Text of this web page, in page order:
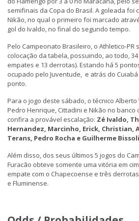
semifinais da Copa do Brasil. A goleada foi
Nikão, no qual o primeiro foi marcado
gol do Ivaldo, no final do segundo tempo.
Pelo Campeonato Brasileiro, o Athletico-PR
colocação da tabela, possuindo, ao todo,
empates e 13 derrotas). Estando há 5
ocupado pelo Juventude, e atrás do
ponto.
Para o jogo deste sábado, o técnico
Pedro Henrique, Cittadini e Nikão no banco
confira a provável escalação: Zé Ivaldo,
Hernandez, Marcinho, Erick, Christian,
Terans, Pedro Rocha e Guilherme Bissoli
Além disso, dos seus últimos 5 jogos do
Furacão obteve somente uma vitória em
empate com o Chapecoense e três
e Fluminense.